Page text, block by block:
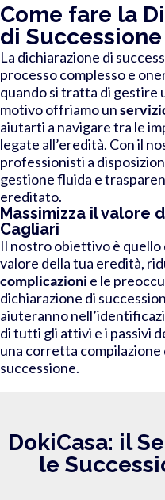
Come fare la
di
La dichiarazione di
processo complesso e
quando si tratta di gestire
motivo offriamo un
aiutarti a navigare tra le
legate all’eredità. Con il
professionisti a
gestione fluida e
ereditato.
Massimizza il valore
Cagliari
Il nostro obiettivo è quello
valore della tua eredità,
complicazioni e le
dichiarazione di
aiuteranno
di tutti gli attivi e i passivi
una corretta compilazione
successione.
DokiCasa: il
le